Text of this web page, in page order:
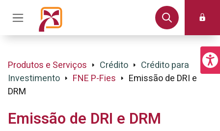
Produtos e Serviços Crédito
Crédito para
Investimento
FNE P-Fies
Emissão de DRI e
DRM
Emissão de DRI e DRM